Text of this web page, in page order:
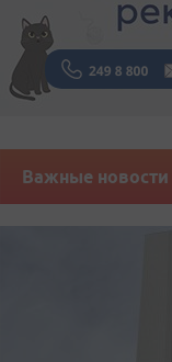
Важные новости